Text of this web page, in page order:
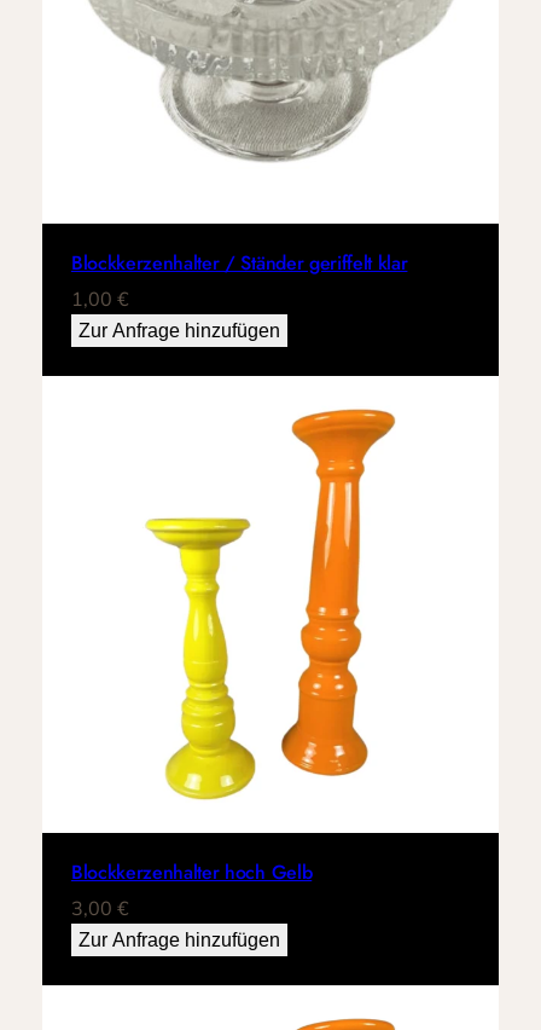
Blockkerzenhalter / Ständer geriffelt klar
1,00 €
Zur Anfrage hinzufügen
Blockkerzenhalter hoch Gelb
3,00 €
Zur Anfrage hinzufügen